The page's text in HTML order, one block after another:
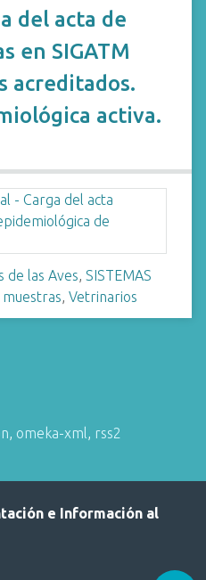
del acta de
en SIGATM
acreditados.
activa.
de las Aves, SISTEMAS
, Vetrinarios
, omeka-xml, rss2
e Información al